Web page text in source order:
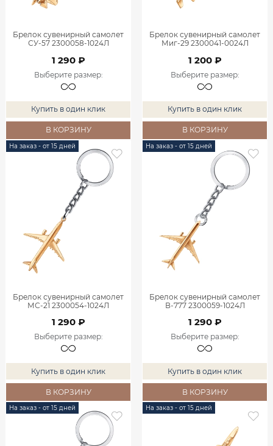
Брелок сувенирный самолет
СУ-57 2300058-1024Л
1 290 ₽
Выберите размер:
Купить в один клик
В КОРЗИНУ
Брелок сувенирный самолет
Миг-29 2300041-0024Л
1 200 ₽
Выберите размер:
Купить в один клик
В КОРЗИНУ
На заказ - от 15 дней
Брелок сувенирный самолет
МС-21 2300054-1024Л
1 290 ₽
Выберите размер:
Купить в один клик
В КОРЗИНУ
На заказ - от 15 дней
Брелок сувенирный самолет
В-777 2300059-1024Л
1 290 ₽
Выберите размер:
Купить в один клик
В КОРЗИНУ
На заказ - от 15 дней На заказ - от 15 дней